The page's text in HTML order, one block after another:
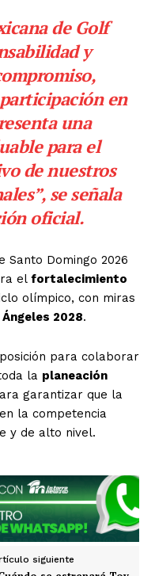
de Golf
y
en
una
para el
de nuestros
se señala
oficial.
Santo Domingo 2026
el fortalecimiento
olímpico, con miras
2028.
para colaborar
la planeación
garantizar que la
la competencia
y de alto nivel.
siguiente